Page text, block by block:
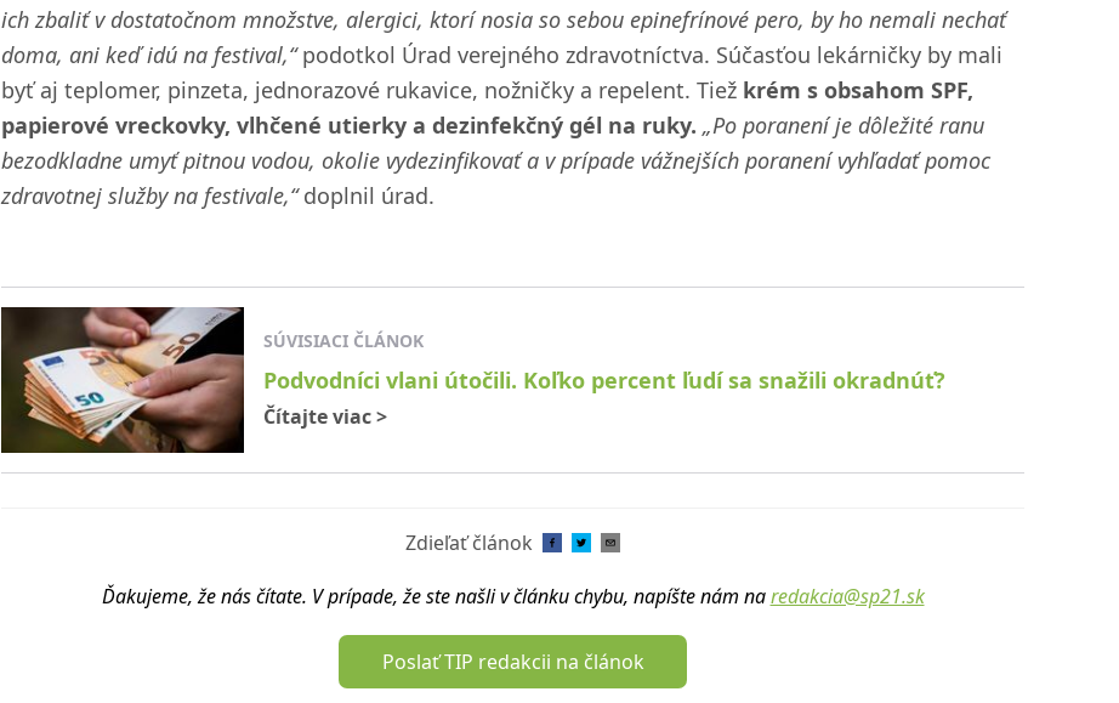
ich zbaliť v dostatočnom množstve, alergici, ktorí nosia so sebou epinefrínové pero, by ho nemali nechať
doma, ani keď idú na festival,“podotkol Úrad verejného zdravotníctva. Súčasťou lekárničky by mali
byť aj teplomer, pinzeta, jednorazové rukavice, nožničky a repelent. Tiež krém s obsahom SPF,
papierové vreckovky, vlhčené utierky a dezinfekčný gél na ruky. „Po poranení je dôležité ranu
bezodkladne umyť pitnou vodou, okolie vydezinfikovať a v prípade vážnejších poranení vyhľadať pomoc
zdravotnej služby na festivale,“doplnil úrad.
SÚVISIACI ČLÁNOK
Podvodníci vlani útočili. Koľko percent ľudí sa snažili okradnúť?
Čítajte viac>
Zdieľať článok
Ďakujeme, že nás čítate. V prípade, že ste našli v článku chybu, napíšte nám na redakcia@sp21.sk
Poslať TIP redakcii na článok